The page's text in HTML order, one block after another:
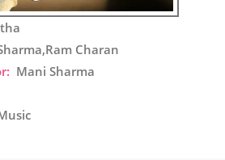
Charan
Mani Sharma